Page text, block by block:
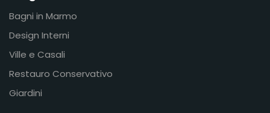
Bagni in Marmo
Design Interni
Ville e Casali
Restauro Conservativo
Giardini